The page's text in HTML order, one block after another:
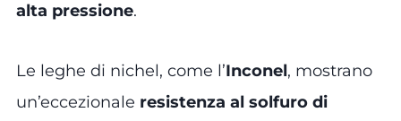
alta pressione.
Le leghe di nichel, come l’Inconel, mostrano
un’eccezionale resistenza al solfuro di